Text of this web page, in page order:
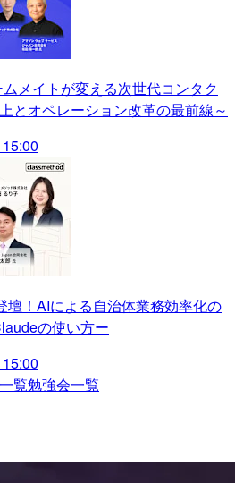
ムメイトが変える次世代コンタク
とオペレーション改革の最前線～
壇！AIによる自治体業務効率化の
の使い方ー
覧勉強会一覧